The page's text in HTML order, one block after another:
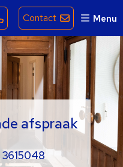
Contact Menu
afspraak